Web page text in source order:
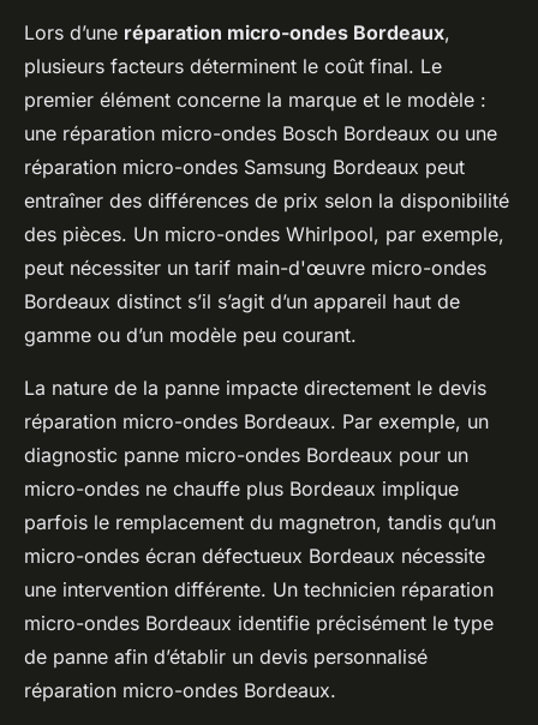
Lors d’une réparation micro-ondes Bordeaux,
plusieurs facteurs déterminent le coût final. Le
premier élément concerne la marque et le modèle :
une réparation micro-ondes Bosch Bordeaux ou une
réparation micro-ondes Samsung Bordeaux peut
entraîner des différences de prix selon la disponibilité
des pièces. Un micro-ondes Whirlpool, par exemple,
peut nécessiter un tarif main-d'œuvre micro-ondes
Bordeaux distinct s’il s’agit d’un appareil haut de
gamme ou d’un modèle peu courant.
La nature de la panne impacte directement le devis
réparation micro-ondes Bordeaux. Par exemple, un
diagnostic panne micro-ondes Bordeaux pour un
micro-ondes ne chauffe plus Bordeaux implique
parfois le remplacement du magnetron, tandis qu’un
micro-ondes écran défectueux Bordeaux nécessite
une intervention différente. Un technicien réparation
micro-ondes Bordeaux identifie précisément le type
de panne afin d’établir un devis personnalisé
réparation micro-ondes Bordeaux.